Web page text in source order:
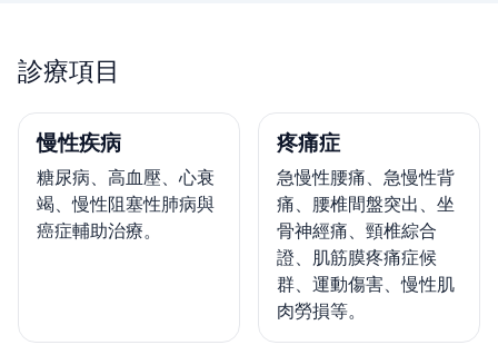
診療項目
慢性疾病
糖尿病、高血壓、心衰
竭、慢性阻塞性肺病與
癌症輔助治療。
疼痛症
急慢性腰痛、急慢性背
痛、腰椎間盤突出、坐
骨神經痛、頸椎綜合
證、肌筋膜疼痛症候
群、運動傷害、慢性肌
肉勞損等。